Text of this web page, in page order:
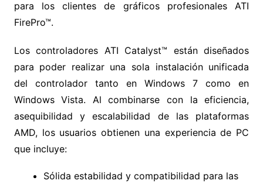
para los clientes de gráficos profesionales ATI
FirePro™.
Los controladores ATI Catalyst™ están diseñados
para poder realizar una sola instalación unificada
del controlador tanto en Windows 7 como en
Windows Vista. Al combinarse con la eficiencia,
asequibilidad y escalabilidad de las plataformas
AMD, los usuarios obtienen una experiencia de PC
que incluye:
Sólida estabilidad y compatibilidad para las